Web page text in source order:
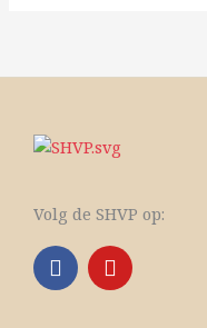
Volg de SHVP op:
F
a
c
Y
o
u